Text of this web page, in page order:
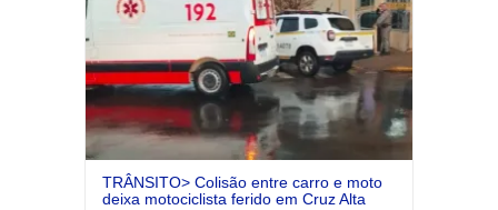
TRÂNSITO> Colisão entre carro e moto
deixa motociclista ferido em Cruz Alta